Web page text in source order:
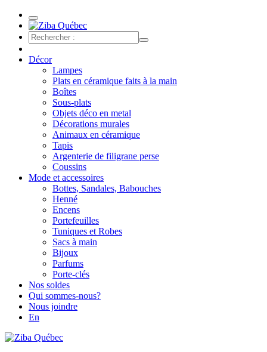
Décor
Lampes
Plats en céramique faits à la main
Boîtes
Sous-plats
Objets déco en metal
Décorations murales
Animaux en céramique
Tapis
Argenterie de filigrane perse
Coussins
Mode et accessoires
Bottes, Sandales, Babouches
Henné
Encens
Portefeuilles
Tuniques et Robes
Sacs à main
Bijoux
Parfums
Porte-clés
Nos soldes
Qui sommes-nous?
Nous joindre
En